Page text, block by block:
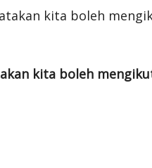
kita boleh